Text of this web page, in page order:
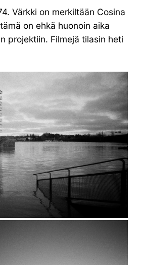
Värkki on merkiltään Cosina
on ehkä huonoin aika
projektiin. Filmejä tilasin heti